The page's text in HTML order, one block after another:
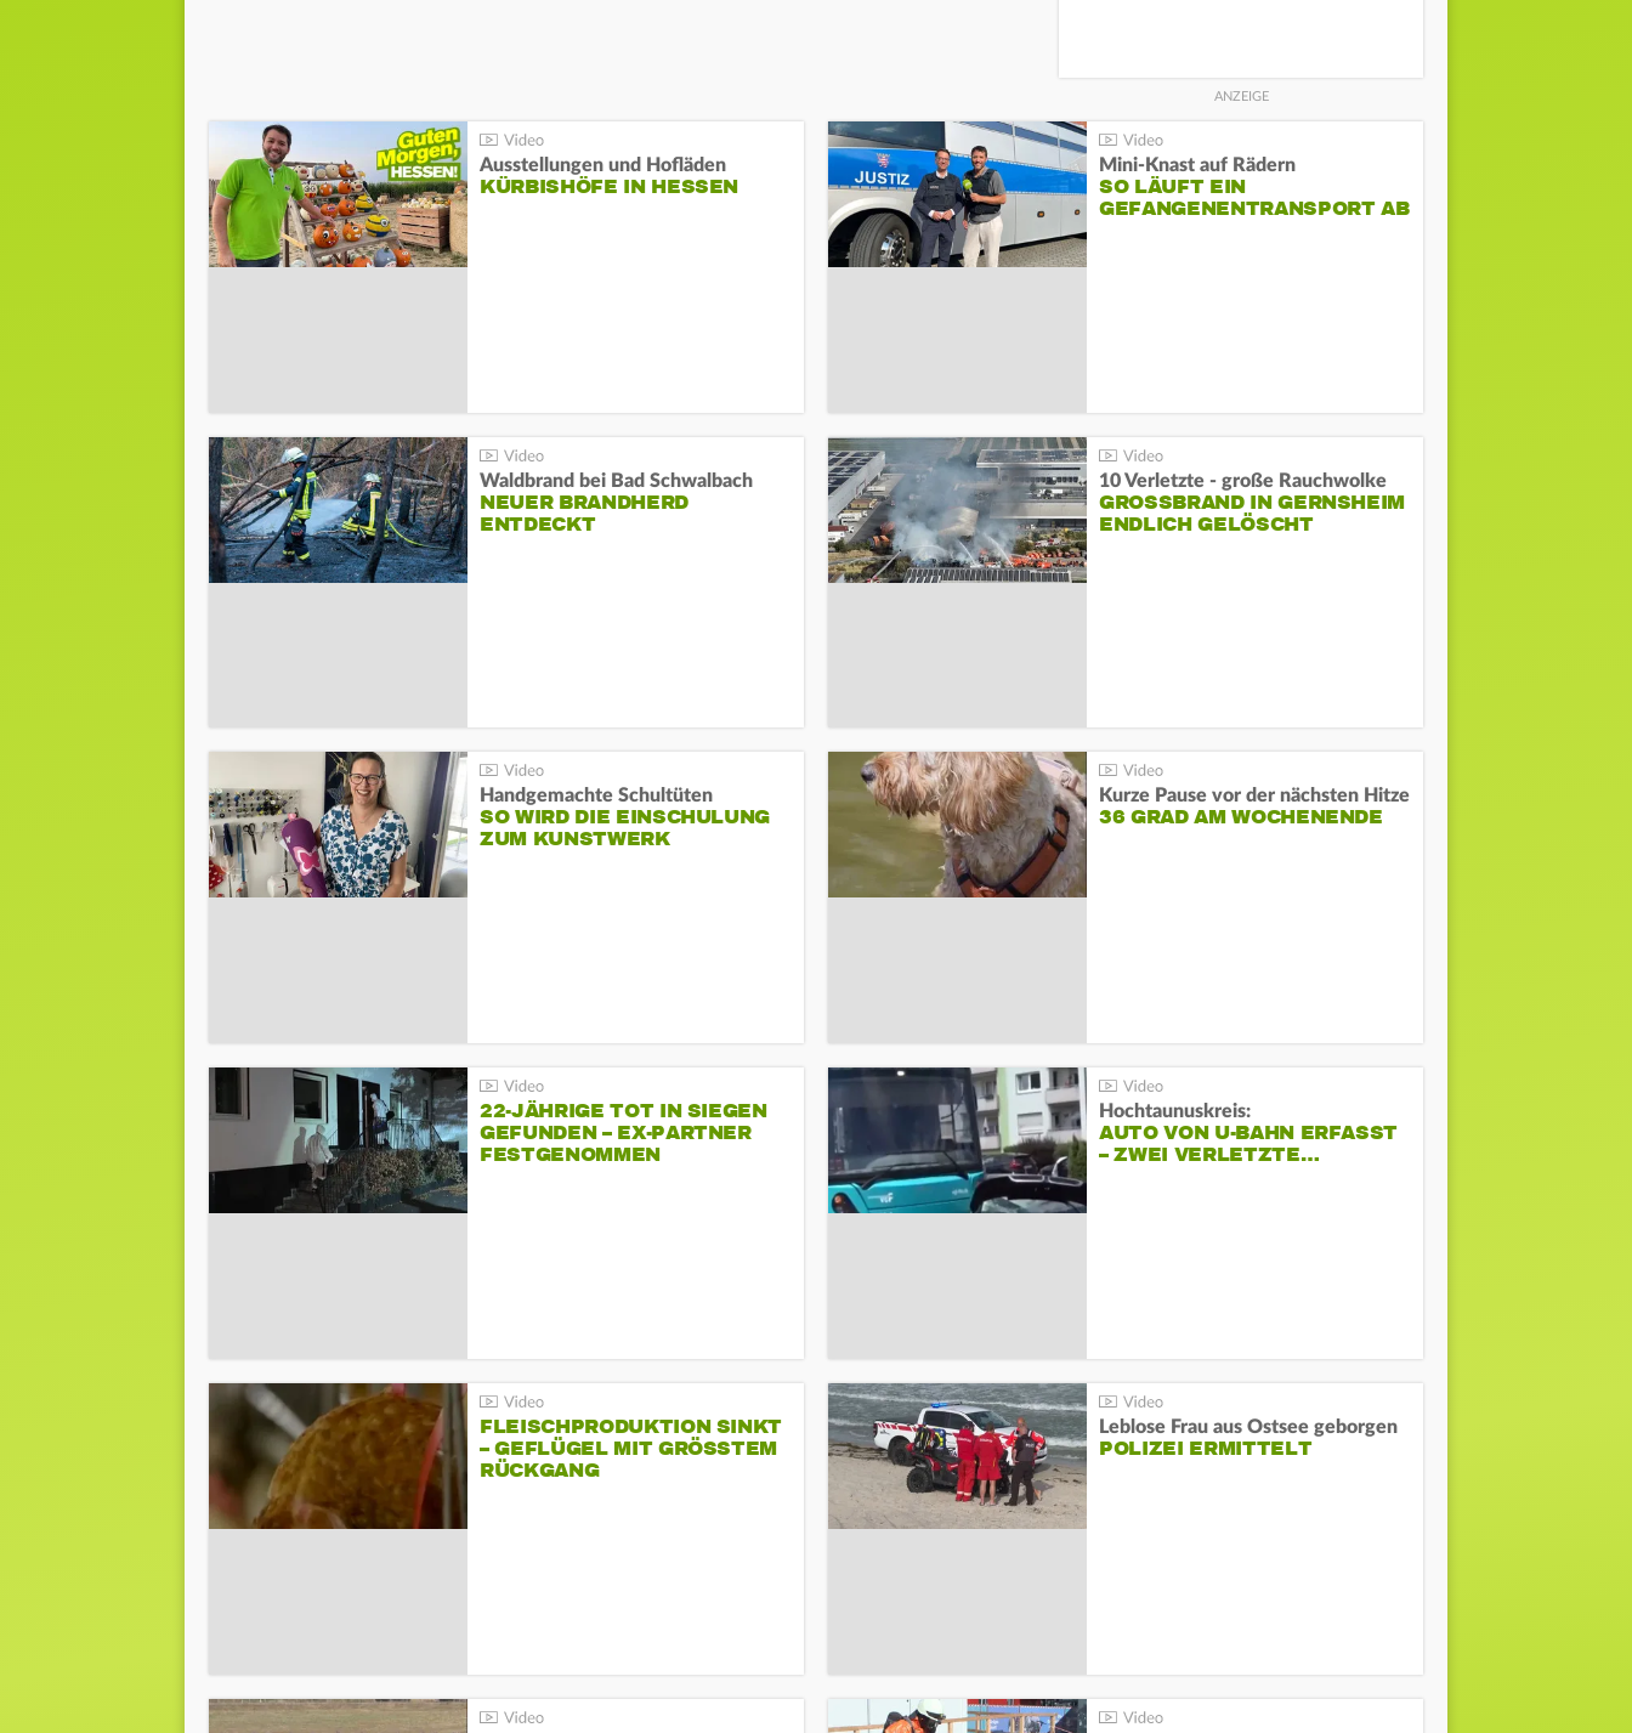
Ausstellungen und Hofläden
KÜRBISHÖFE IN HESSEN
Mini-Knast auf Rädern
SO LÄUFT EIN
GEFANGENENTRANSPORT AB
Waldbrand bei Bad Schwalbach
NEUER BRANDHERD
ENTDECKT
10 Verletzte - große Rauchwolke
GROSSBRAND IN GERNSHEIM E
NDLICH GELÖSCHT
Handgemachte Schultüten
SO WIRD DIE EINSCHULUNG
ZUM KUNSTWERK
Kurze Pause vor der nächsten Hitze
36 GRAD AM WOCHENENDE
22-JÄHRIGE TOT IN SIEGEN
GEFUNDEN – EX-PARTNER
FESTGENOMMEN
Hochtaunuskreis:
AUTO VON U-BAHN ERFASST
– ZWEI VERLETZTE…
FLEISCHPRODUKTION SINKT
– GEFLÜGEL MIT GRÖSSTEM R
ÜCKGANG
Leblose Frau aus Ostsee geborgen
POLIZEI ERMITTELT